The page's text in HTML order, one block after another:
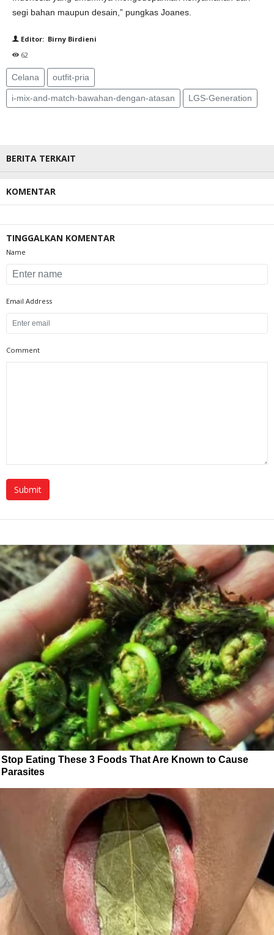
segi bahan maupun desain,” pungkas Joanes.
Editor: Birny Birdieni
62
Celana outfit-pria
i-mix-and-match-bawahan-dengan-atasan LGS-Generation
BERITA TERKAIT
KOMENTAR
TINGGALKAN KOMENTAR
Name
Email Address
Comment
Stop Eating These 3 Foods That Are Known to Cause
Parasites